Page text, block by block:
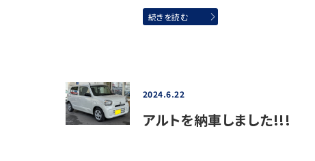
続きを読む
2024.6.22
アルトを納車しました!!!